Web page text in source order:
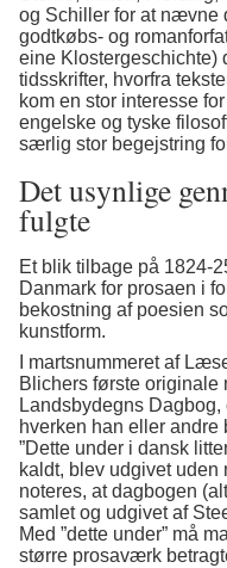
og Schiller for at nævne
godtkøbs- og
eine Klostergeschichte)
tidsskrifter, hvorfra
kom en stor interesse
engelske og tyske
særlig stor begejstring
Det usynlige
fulgte
Et blik tilbage på 1824-
Danmark for prosaen i
bekostning af poesien
kunstform.
I martsnummeret af
Blichers første originale
Landsbydegns
hverken han eller andre
”Dette under i dansk
kaldt, blev udgivet uden
noteres, at dagbogen
samlet og udgivet af
Med ”dette under” må
større prosaværk